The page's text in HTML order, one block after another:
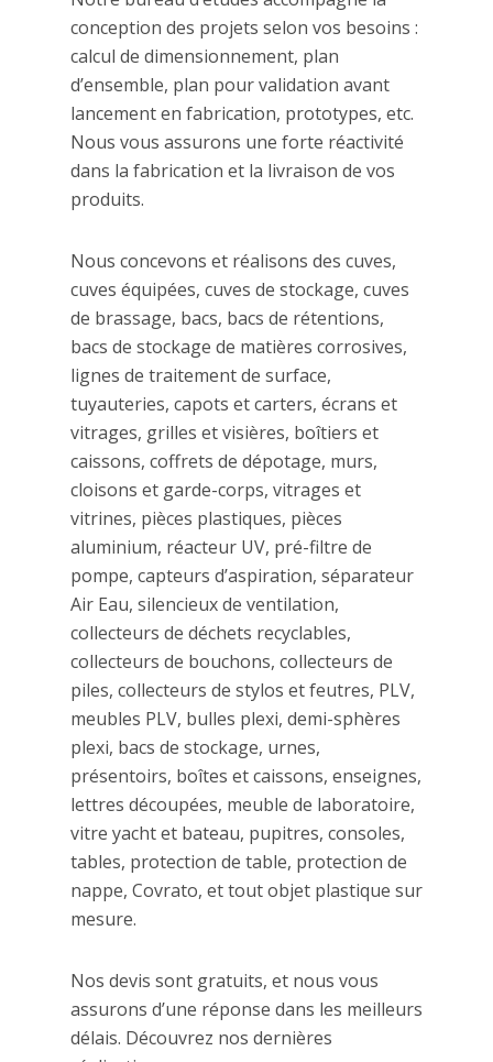
conception des projets selon vos besoins :
calcul de dimensionnement, plan
d’ensemble, plan pour validation avant
lancement en fabrication, prototypes, etc.
Nous vous assurons une forte réactivité
dans la fabrication et la livraison de vos
produits.
Nous concevons et réalisons des cuves,
cuves équipées, cuves de stockage, cuves
de brassage, bacs, bacs de rétentions,
bacs de stockage de matières corrosives,
lignes de traitement de surface,
tuyauteries, capots et carters, écrans et
vitrages, grilles et visières, boîtiers et
caissons, coffrets de dépotage, murs,
cloisons et garde-corps, vitrages et
vitrines, pièces plastiques, pièces
aluminium, réacteur UV, pré-filtre de
pompe, capteurs d’aspiration, séparateur
Air Eau, silencieux de ventilation,
collecteurs de déchets recyclables,
collecteurs de bouchons, collecteurs de
piles, collecteurs de stylos et feutres, PLV,
meubles PLV, bulles plexi, demi-sphères
plexi, bacs de stockage, urnes,
présentoirs, boîtes et caissons, enseignes,
lettres découpées, meuble de laboratoire,
vitre yacht et bateau, pupitres, consoles,
tables, protection de table, protection de
nappe, Covrato, et tout objet plastique sur
mesure.
Nos devis sont gratuits, et nous vous
assurons d’une réponse dans les meilleurs
délais. Découvrez nos dernières